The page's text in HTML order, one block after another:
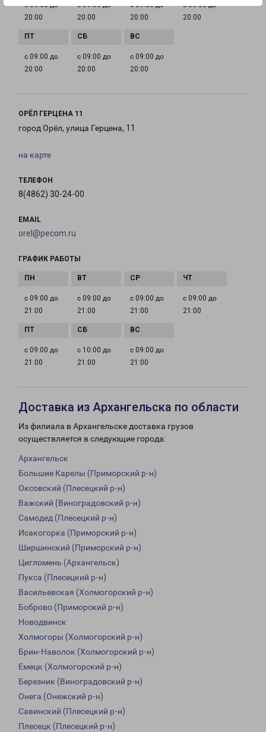
с 09:00 до
20:00
с 09:00 до
20:00
с 09:00 до
20:00
с 09:00 до
20:00
с 09:00 до
20:00
с 09:00 до
20:00
с 09:00 до
20:00
ОРЁЛ ГЕРЦЕНА 11
город Орёл, улица Герцена, 11
на карте
ТЕЛЕФОН
8(4862) 30-24-00
EMAIL
orel@pecom.ru
ГРАФИК РАБОТЫ
с 09:00 до
21:00
с 09:00 до
21:00
с 09:00 до
21:00
с 09:00 до
21:00
с 09:00 до
21:00
с 10:00 до
21:00
с 09:00 до
21:00
Доставка из Архангельска по области
Из филиала в Архангельске доставка грузов
осуществляется в следующие города:
Архангельск
Большие Карелы (Приморский р-н)
Оксовский (Плесецкий р-н)
Важский (Виноградовский р-н)
Самодед (Плесецкий р-н)
Исакогорка (Приморский р-н)
Ширшинский (Приморский р-н)
Цигломень (Архангельск)
Пукса (Плесецкий р-н)
Васильевская (Холмогорский р-н)
Боброво (Приморский р-н)
Новодвинск
Холмогоры (Холмогорский р-н)
Брин-Наволок (Холмогорский р-н)
Емецк (Холмогорский р-н)
Березник (Виноградовский р-н)
Онега (Онежский р-н)
Савинский (Плесецкий р-н)
Плесецк (Плесецкий р-н)